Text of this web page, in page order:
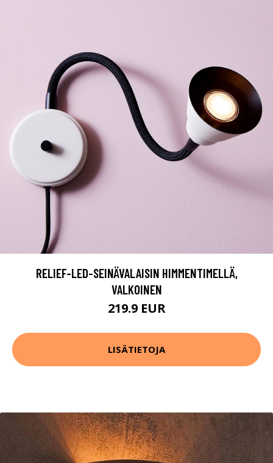
RELIEF-LED-SEINÄVALAISIN HIMMENTIMELLÄ,
VALKOINEN
219.9 EUR
LISÄTIETOJA